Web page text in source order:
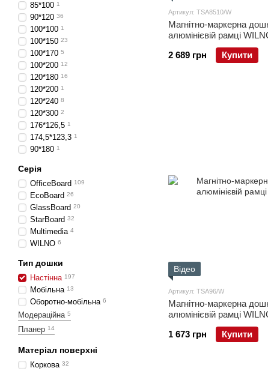
Артикул: TSA8510/W
Магнітно-маркерна
алюмінієвій рамці
2 689 грн
Купити
Відео
Артикул: TSA96/W
Магнітно-маркерна
алюмінієвій рамці
1 673 грн
Купити
85*100 1
90*120 36
100*100 1
100*150 23
100*170 5
100*200 12
120*180 16
120*200 1
120*240 8
120*300 2
176*126,5 1
174,5*123,3 1
90*180 1
Серія
OfficeBoard 109
EcoBoard 26
GlassBoard 20
StarBoard 32
Multimedia 4
WILNO 6
Тип дошки
Настінна 197
Мобільна 13
Оборотно-мобільна 6
Модераційна 5
Планер 14
Матеріал поверхні
Коркова 32